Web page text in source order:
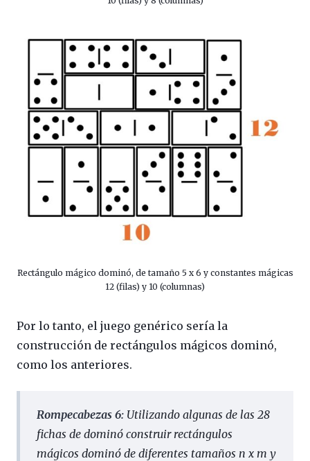
Rectángulo mágico dominó, de tamaño 5 x 6 y constantes mágicas
12 (filas) y 10 (columnas)
Por lo tanto, el juego genérico sería la
construcción de rectángulos mágicos dominó,
como los anteriores.
Rompecabezas 6: Utilizando algunas de las 28
fichas de dominó construir rectángulos
mágicos dominó de diferentes tamaños n x m y